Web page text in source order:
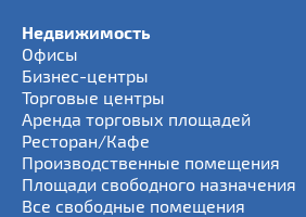
Недвижимость
Офисы
Бизнес-центры
Торговые центры
Аренда торговых площадей
Ресторан/Кафе
Производственные помещения
Площади свободного назначения
Все свободные помещения